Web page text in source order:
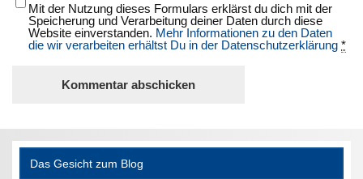
Mit der Nutzung dieses Formulars erklärst du dich mit der
Speicherung und Verarbeitung deiner Daten durch diese
Website einverstanden. Mehr Informationen zu den Daten
die wir verarbeiten erhältst Du in der Datenschutzerklärung *
Das Gesicht zum Blog